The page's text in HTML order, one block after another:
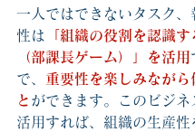
一人ではできないタスク、
性は
「組織の役割を認識す
（部課長ゲーム）」を活用
で、 重要性を楽しみながら
と ができます。このビジネ
活用すれば、組織の生産性